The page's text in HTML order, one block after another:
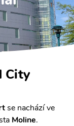
City
se nachází ve
Moline.